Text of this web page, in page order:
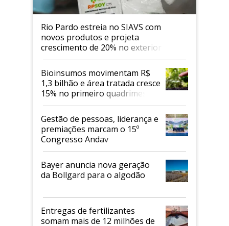
Rio Pardo estreia no SIAVS com
novos produtos e projeta
crescimento de 20% no exterior
Bioinsumos movimentam R$
1,3 bilhão e área tratada cresce
15% no primeiro quadrimestre
de 2026
Gestão de pessoas, liderança e
premiações marcam o 15º
Congresso Andav
Bayer anuncia nova geração
da Bollgard para o algodão
Entregas de fertilizantes
somam mais de 12 milhões de